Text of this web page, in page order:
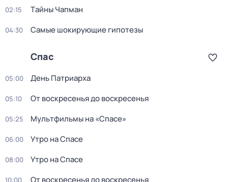
02:15 Тaйны Чапман
04:30 Самые шoкиpующие гипотезы
Спас
05:00 День Патриарха
05:10 От воскресенья до воскресенья
05:25 Мультфильмы на «Спасе»
06:00 Утро на Спасе
08:00 Утро на Спасе
10:00 От воскресенья до воскресенья